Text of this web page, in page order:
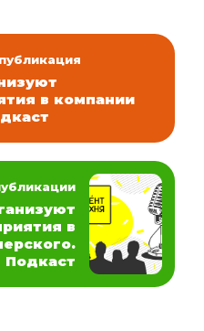
в компании
в
Подкаст